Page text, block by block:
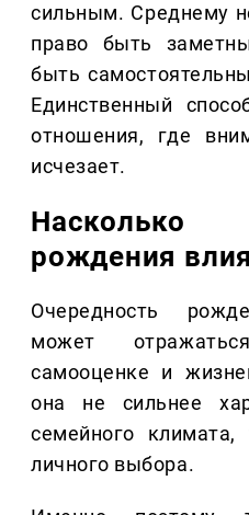
сильным. Среднему
право быть
быть
Единственный
отношения, где
исчезает.
Насколько
рождения
Очередность
может
самооценке и
она не сильнее
семейного
личного выбора.